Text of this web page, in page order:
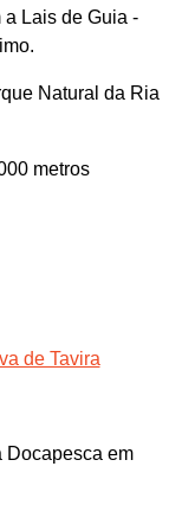
Lais de Guia -
Natural da Ria
metros
de Tavira
Docapesca em